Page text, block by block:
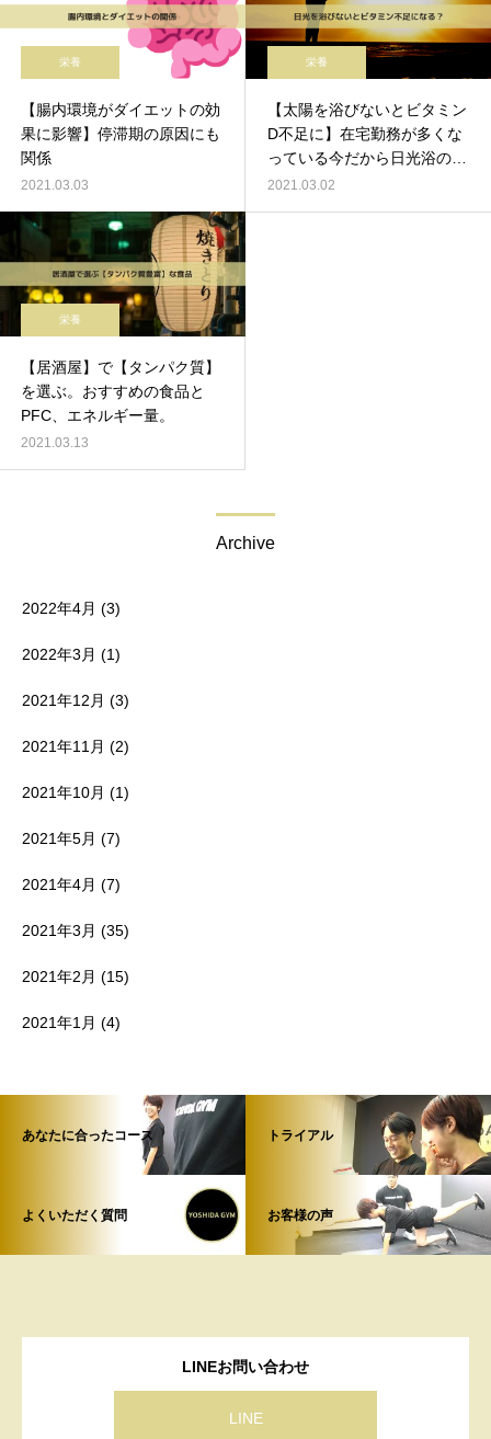
栄養
【腸内環境がダイエットの効
果に影響】停滞期の原因にも
関係
2021.03.03
栄養
【太陽を浴びないとビタミン
D不足に】在宅勤務が多くな
っている今だから日光浴のす
すめ。
2021.03.02
栄養
【居酒屋】で【タンパク質】
を選ぶ。おすすめの食品と
PFC、エネルギー量。
2021.03.13
Archive
2022年4月 (3)
2022年3月 (1)
2021年12月 (3)
2021年11月 (2)
2021年10月 (1)
2021年5月 (7)
2021年4月 (7)
2021年3月 (35)
2021年2月 (15)
2021年1月 (4)
あなたに合ったコース トライアル
よくいただく質問 お客様の声
LINEお問い合わせ
LINE